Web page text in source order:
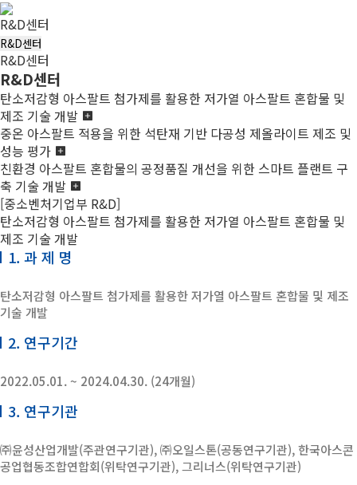
R&D센터
R&D센터
R&D센터
R&D센터
탄소저감형 아스팔트 첨가제를 활용한 저가열 아스팔트 혼합물 및
제조 기술 개발
중온 아스팔트 적용을 위한 석탄재 기반 다공성 제올라이트 제조 및
성능 평가
친환경 아스팔트 혼합물의 공정품질 개선을 위한 스마트 플랜트 구
축 기술 개발
[중소벤처기업부 R&D]
탄소저감형 아스팔트 첨가제를 활용한 저가열 아스팔트 혼합물 및
제조 기술 개발
1. 과 제 명
탄소저감형 아스팔트 첨가제를 활용한 저가열 아스팔트 혼합물 및 제조
기술 개발
2. 연구기간
2022.05.01. ~ 2024.04.30. (24개월)
3. 연구기관
㈜윤성산업개발(주관연구기관), ㈜오일스톤(공동연구기관), 한국아스콘
공업협동조합연합회(위탁연구기관), 그리너스(위탁연구기관)